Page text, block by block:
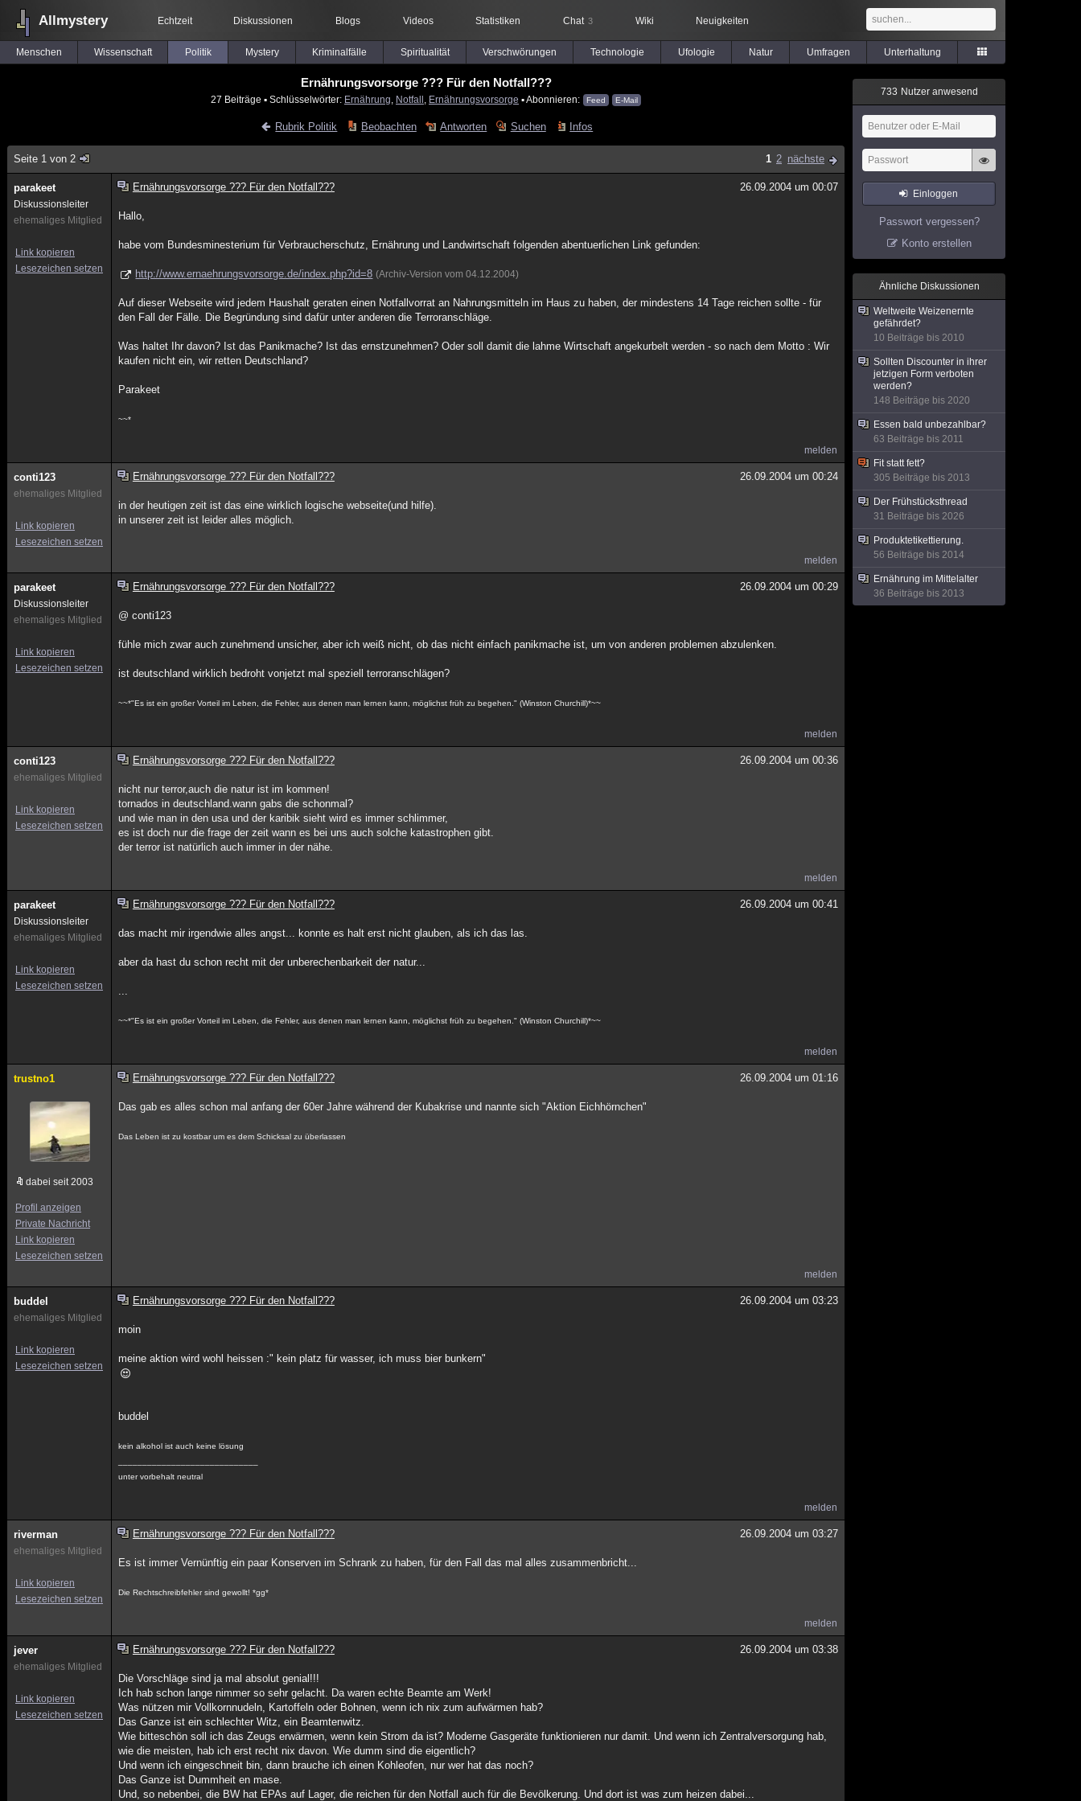
Allmystery Echtzeit Diskussionen Blogs Videos Statistiken Chat 3 Wiki Neuigkeiten
Menschen Wissenschaft Politik Mystery Kriminalfälle Spiritualität Verschwörungen Technologie Ufologie Natur Umfragen Unterhaltung
Ernährungsvorsorge ??? Für den Notfall???
27 Beiträge ▪ Schlüsselwörter: Ernährung Notfall Ernährungsvorsorge ▪ Abonnieren: Feed E-Mail
Rubrik Politik Beobachten Antworten Suchen Infos
Seite 1 von 2 1 2 nächste
parakeet
Diskussionsleiter
ehemaliges Mitglied
Link kopieren
Lesezeichen setzen
Ernährungsvorsorge ??? Für den Notfall??? 26.09.2004 um 00:07
Hallo,
habe vom Bundesminesterium für Verbraucherschutz, Ernährung und Landwirtschaft folgenden abentuerlichen Link gefunden:
http://www.ernaehrungsvorsorge.de/index.php?id=8 (Archiv-Version vom 04.12.2004)
Auf dieser Webseite wird jedem Haushalt geraten einen Notfallvorrat an Nahrungsmitteln im Haus zu haben, der mindestens 14 Tage reichen sollte - für
den Fall der Fälle. Die Begründung sind dafür unter anderen die Terroranschläge.
Was haltet Ihr davon? Ist das Panikmache? Ist das ernstzunehmen? Oder soll damit die lahme Wirtschaft angekurbelt werden - so nach dem Motto : Wir
kaufen nicht ein, wir retten Deutschland?
Parakeet
~~*
melden
conti123
ehemaliges Mitglied
Link kopieren
Lesezeichen setzen
Ernährungsvorsorge ??? Für den Notfall??? 26.09.2004 um 00:24
in der heutigen zeit ist das eine wirklich logische webseite(und hilfe).
in unserer zeit ist leider alles möglich.
melden
parakeet
Diskussionsleiter
ehemaliges Mitglied
Link kopieren
Lesezeichen setzen
Ernährungsvorsorge ??? Für den Notfall??? 26.09.2004 um 00:29
@ conti123
fühle mich zwar auch zunehmend unsicher, aber ich weiß nicht, ob das nicht einfach panikmache ist, um von anderen problemen abzulenken.
ist deutschland wirklich bedroht vonjetzt mal speziell terroranschlägen?
~~*"Es ist ein großer Vorteil im Leben, die Fehler, aus denen man lernen kann, möglichst früh zu begehen." (Winston Churchill)*~~
melden
conti123
ehemaliges Mitglied
Link kopieren
Lesezeichen setzen
Ernährungsvorsorge ??? Für den Notfall??? 26.09.2004 um 00:36
nicht nur terror,auch die natur ist im kommen!
tornados in deutschland.wann gabs die schonmal?
und wie man in den usa und der karibik sieht wird es immer schlimmer,
es ist doch nur die frage der zeit wann es bei uns auch solche katastrophen gibt.
der terror ist natürlich auch immer in der nähe.
melden
parakeet
Diskussionsleiter
ehemaliges Mitglied
Link kopieren
Lesezeichen setzen
Ernährungsvorsorge ??? Für den Notfall??? 26.09.2004 um 00:41
das macht mir irgendwie alles angst... konnte es halt erst nicht glauben, als ich das las.
aber da hast du schon recht mit der unberechenbarkeit der natur...
...
~~*"Es ist ein großer Vorteil im Leben, die Fehler, aus denen man lernen kann, möglichst früh zu begehen." (Winston Churchill)*~~
melden
trustno1
dabei seit 2003
Profil anzeigen
Private Nachricht
Link kopieren
Lesezeichen setzen
Ernährungsvorsorge ??? Für den Notfall??? 26.09.2004 um 01:16
Das gab es alles schon mal anfang der 60er Jahre während der Kubakrise und nannte sich "Aktion Eichhörnchen"
Das Leben ist zu kostbar um es dem Schicksal zu überlassen
melden
buddel
ehemaliges Mitglied
Link kopieren
Lesezeichen setzen
Ernährungsvorsorge ??? Für den Notfall??? 26.09.2004 um 03:23
moin
meine aktion wird wohl heissen :" kein platz für wasser, ich muss bier bunkern"
buddel
kein alkohol ist auch keine lösung
unter vorbehalt neutral
melden
riverman
ehemaliges Mitglied
Link kopieren
Lesezeichen setzen
Ernährungsvorsorge ??? Für den Notfall??? 26.09.2004 um 03:27
Es ist immer Vernünftig ein paar Konserven im Schrank zu haben, für den Fall das mal alles zusammenbricht...
Die Rechtschreibfehler sind gewollt! *gg*
melden
jever
ehemaliges Mitglied
Link kopieren
Lesezeichen setzen
Ernährungsvorsorge ??? Für den Notfall??? 26.09.2004 um 03:38
Die Vorschläge sind ja mal absolut genial!!!
Ich hab schon lange nimmer so sehr gelacht. Da waren echte Beamte am Werk!
Was nützen mir Vollkornnudeln, Kartoffeln oder Bohnen, wenn ich nix zum aufwärmen hab?
Das Ganze ist ein schlechter Witz, ein Beamtenwitz.
Wie bitteschön soll ich das Zeugs erwärmen, wenn kein Strom da ist? Moderne Gasgeräte funktionieren nur damit. Und wenn ich Zentralversorgung hab,
wie die meisten, hab ich erst recht nix davon. Wie dumm sind die eigentlich?
Und wenn ich eingeschneit bin, dann brauche ich einen Kohleofen, nur wer hat das noch?
Das Ganze ist Dummheit en mase.
Und, so nebenbei, die BW hat EPAs auf Lager, die reichen für den Notfall auch für die Bevölkerung. Und dort ist was zum heizen dabei...
733 Nutzer anwesend
Einloggen
Passwort vergessen?
Konto erstellen
Ähnliche Diskussionen
Weltweite Weizenernte
gefährdet?
10 Beiträge bis 2010
Sollten Discounter in ihrer
jetzigen Form verboten
werden?
148 Beiträge bis 2020
Essen bald unbezahlbar?
63 Beiträge bis 2011
Fit statt fett?
305 Beiträge bis 2013
Der Frühstücksthread
31 Beiträge bis 2026
Produktetikettierung.
56 Beiträge bis 2014
Ernährung im Mittelalter
36 Beiträge bis 2013